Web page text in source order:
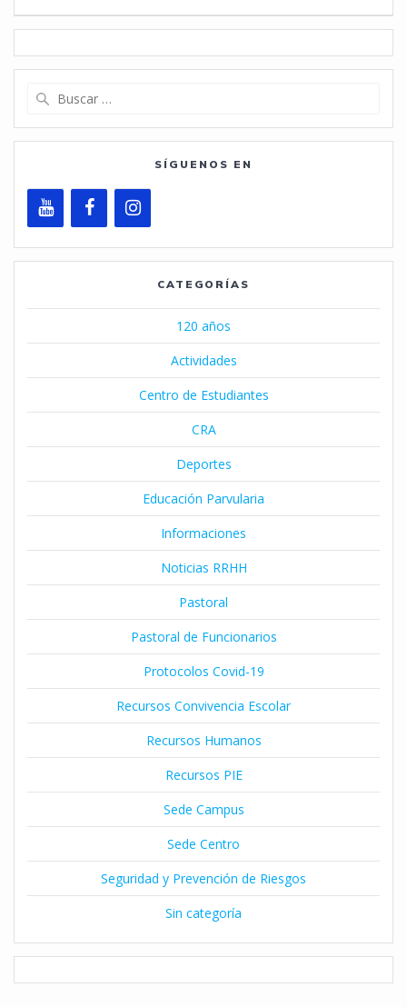
SÍGUENOS EN
CATEGORÍAS
120 años
Actividades
Centro de Estudiantes
CRA
Deportes
Educación Parvularia
Informaciones
Noticias RRHH
Pastoral
Pastoral de Funcionarios
Protocolos Covid-19
Recursos Convivencia Escolar
Recursos Humanos
Recursos PIE
Sede Campus
Sede Centro
Seguridad y Prevención de Riesgos
Sin categoría